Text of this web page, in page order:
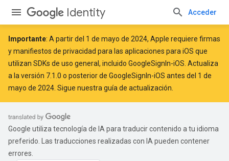
Identity Acceder
Importante: A partir del 1 de mayo de 2024, Apple requiere firmas
y manifiestos de privacidad para las aplicaciones para iOS que
utilizan SDKs de uso general, incluido GoogleSignIn-iOS. Actualiza
a la versión 7.1.0 o posterior de GoogleSignIn-iOS antes del 1 de
mayo de 2024. Sigue nuestra guía de actualización
Google utiliza tecnología de IA para traducir contenido a tu idioma
preferido. Las traducciones realizadas con IA pueden contener
errores.